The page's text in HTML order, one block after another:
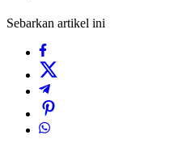
Sebarkan artikel ini